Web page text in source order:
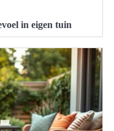
in eigen tuin